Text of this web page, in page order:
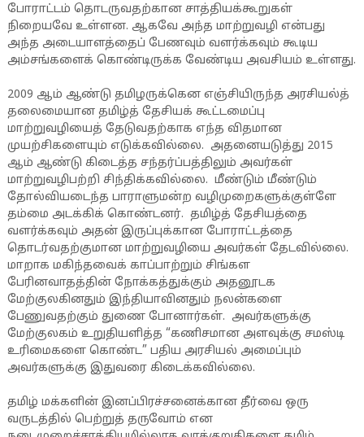
போராட்டம் தொடருவதற்கான சாத்தியக்கூறுகள்
நிறையவே உள்ளன. ஆகவே அந்த மாற்றுவழி என்பது
அந்த அடையாளத்தைப் பேணவும் வளர்க்கவும் கூடிய
அம்சங்களைக் கொண்டிருக்க வேண்டிய அவசியம் உள்ளது.
2009 ஆம் ஆண்டு தமிழருக்கென எஞ்சியிருந்த அரசியல்த்
தலைமையான தமிழ்த் தேசியக் கூட்டமைப்பு
மாற்றுவழியைத் தேடுவதற்காக எந்த விதமான
முயற்சிகளையும் எடுக்கவில்லை. அதனையடுத்து 2015
ஆம் ஆண்டு கிடைத்த சந்தர்ப்பத்திலும் அவர்கள்
மாற்றுவழிபற்றி சிந்திக்கவில்லை. மீண்டும் மீண்டும்
தோல்வியடைந்த பாராளுமன்ற வழிமுறைகளுக்குள்ளே
தம்மை அடக்கிக் கொண்டனர். தமிழ்த் தேசியத்தை
வளர்க்கவும் அதன் இருப்புக்கான போராட்டத்தை
தொடர்வதற்குமான மாற்றுவழியை அவர்கள் தேடவில்லை.
மாறாக மகிந்தவைக் காப்பாற்றும் சிங்கள
பேரினவாதத்தின் நோக்கத்துக்கும் அதனூடக
மேற்குலகினதும் இந்தியாவினதும் நலன்களை
பேணுவதற்கும் துணை போனார்கள். அவர்களுக்கு
மேற்குலகம் உறுதியளித்த “கணிசமான அளவுக்கு சமஸ்டி
உரிமைகளை கொண்ட” பதிய அரசியல் அமைப்பும்
அவர்களுக்கு இதுவரை கிடைக்கவில்லை.
தமிழ் மக்களின் இனப்பிரச்சனைக்கான தீர்வை ஒரு
வருடத்தில் பெற்றுத் தருவோம் என